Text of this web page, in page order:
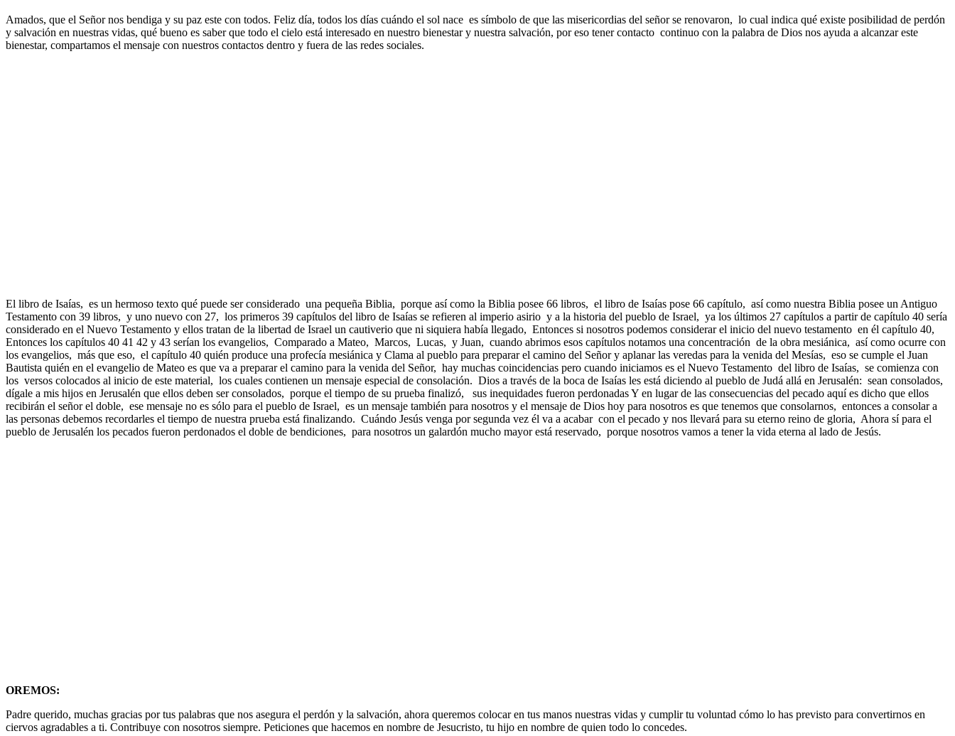
Amados, que el Señor nos bendiga y su paz este con todos. Feliz día, todos los días cuándo el sol nace es símbolo de que las misericordias del señor se renovaron, lo cual indica qué existe posibilidad de perdón
y salvación en nuestras vidas, qué bueno es saber que todo el cielo está interesado en nuestro bienestar y nuestra salvación, por eso tener contacto continuo con la palabra de Dios nos ayuda a alcanzar este
bienestar, compartamos el mensaje con nuestros contactos dentro y fuera de las redes sociales.
El libro de Isaías, es un hermoso texto qué puede ser considerado una pequeña Biblia, porque así como la Biblia posee 66 libros, el libro de Isaías pose 66 capítulo, así como nuestra Biblia posee un Antiguo
Testamento con 39 libros, y uno nuevo con 27, los primeros 39 capítulos del libro de Isaías se refieren al imperio asirio y a la historia del pueblo de Israel, ya los últimos 27 capítulos a partir de capítulo 40 sería
considerado en el Nuevo Testamento y ellos tratan de la libertad de Israel un cautiverio que ni siquiera había llegado, Entonces si nosotros podemos considerar el inicio del nuevo testamento en él capítulo 40,
Entonces los capítulos 40 41 42 y 43 serían los evangelios, Comparado a Mateo, Marcos, Lucas, y Juan, cuando abrimos esos capítulos notamos una concentración de la obra mesiánica, así como ocurre con
los evangelios, más que eso, el capítulo 40 quién produce una profecía mesiánica y Clama al pueblo para preparar el camino del Señor y aplanar las veredas para la venida del Mesías, eso se cumple el Juan
Bautista quién en el evangelio de Mateo es que va a preparar el camino para la venida del Señor, hay muchas coincidencias pero cuando iniciamos es el Nuevo Testamento del libro de Isaías, se comienza con
los versos colocados al inicio de este material, los cuales contienen un mensaje especial de consolación. Dios a través de la boca de Isaías les está diciendo al pueblo de Judá allá en Jerusalén: sean consolados,
dígale a mis hijos en Jerusalén que ellos deben ser consolados, porque el tiempo de su prueba finalizó, sus inequidades fueron perdonadas Y en lugar de las consecuencias del pecado aquí es dicho que ellos
recibirán el señor el doble, ese mensaje no es sólo para el pueblo de Israel, es un mensaje también para nosotros y el mensaje de Dios hoy para nosotros es que tenemos que consolarnos, entonces a consolar a
las personas debemos recordarles el tiempo de nuestra prueba está finalizando. Cuándo Jesús venga por segunda vez él va a acabar con el pecado y nos llevará para su eterno reino de gloria, Ahora sí para el
pueblo de Jerusalén los pecados fueron perdonados el doble de bendiciones, para nosotros un galardón mucho mayor está reservado, porque nosotros vamos a tener la vida eterna al lado de Jesús.
OREMOS:
Padre querido, muchas gracias por tus palabras que nos asegura el perdón y la salvación, ahora queremos colocar en tus manos nuestras vidas y cumplir tu voluntad cómo lo has previsto para convertirnos en
ciervos agradables a ti. Contribuye con nosotros siempre. Peticiones que hacemos en nombre de Jesucristo, tu hijo en nombre de quien todo lo concedes.